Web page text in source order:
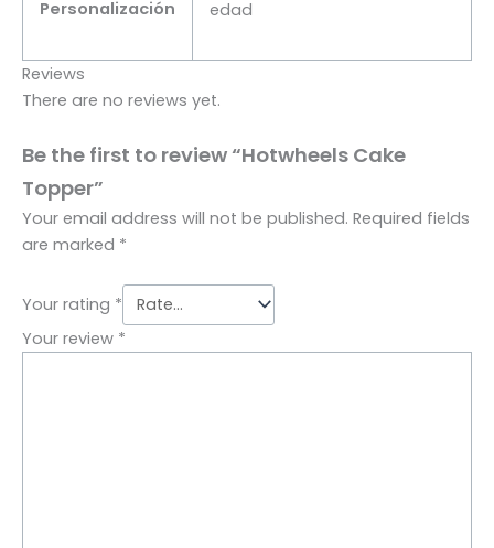
Personalización edad
Reviews
There are no reviews yet.
Be the first to review “Hotwheels Cake
Topper”
Your email address will not be published. Required fields
are marked *
Your rating *
Your review *